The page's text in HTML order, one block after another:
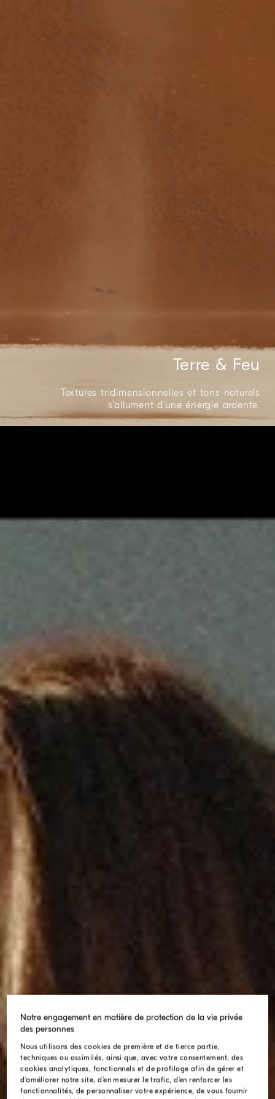
Terre & Feu
Textures tridimensionnelles et tons naturels
s'allument d'une énergie ardente.
Notre engagement en matière de protection de la vie privée
des personnes
Nous utilisons des cookies de première et de tierce partie,
techniques ou assimilés, ainsi que, avec votre consentement, des
cookies analytiques, fonctionnels et de profilage afin de gérer et
d’améliorer notre site, d’en mesurer le trafic, d’en renforcer les
fonctionnalités, de personnaliser votre expérience, de vous fournir